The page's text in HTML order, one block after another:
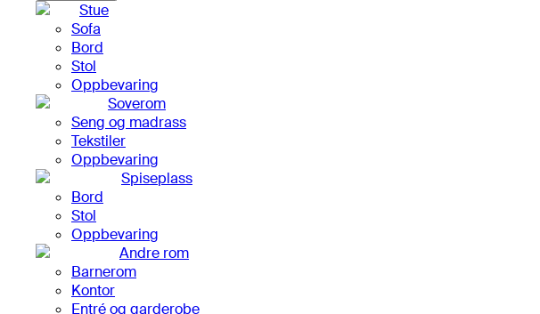
Stue
Sofa
Bord
Stol
Oppbevaring
Soverom
Seng og madrass
Tekstiler
Oppbevaring
Spiseplass
Bord
Stol
Oppbevaring
Andre rom
Barnerom
Kontor
Entré og garderobe